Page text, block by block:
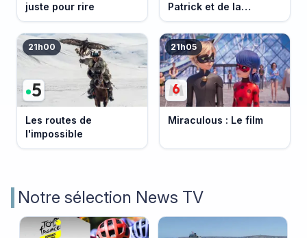
juste pour rire
Patrick et de la
Bretagne
21h00
Les routes de
l'impossible
21h05
Miraculous : Le film
Notre sélection News TV